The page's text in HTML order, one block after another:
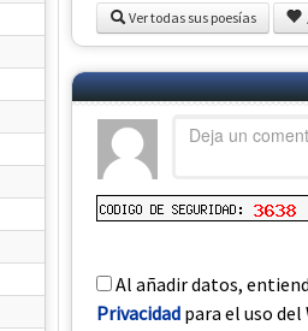
Ver todas sus poesías
Al añadir datos,
Privacidad para el uso del